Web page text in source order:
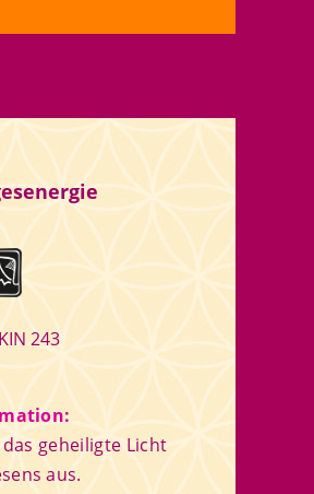
243
geheiligte Licht
aus.